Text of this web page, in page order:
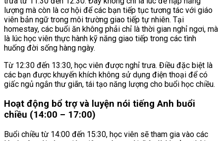
lượng mà còn là cơ hội để các bạn tiếp tục tương tác với giáo
viên bản ngữ trong môi trường giao tiếp tự nhiên. Tại
homestay, các buổi ăn không phải chỉ là thời gian nghỉ ngơi, mà
là lúc học viên thực hành kỹ năng giao tiếp trong các tình
huống đời sống hàng ngày.
Từ 12:30 đến 13:30, học viên được nghỉ trưa. Điều đặc biệt là
các bạn được khuyến khích không sử dụng điện thoại để có
giấc ngủ ngắn thư giãn, tái tạo năng lượng cho buổi học chiều.
Hoạt động bổ trợ và luyện nói tiếng Anh buổi
chiều (14:00 – 17:00)
Buổi chiều từ 14:00 đến 15:30, học viên sẽ tham gia vào các